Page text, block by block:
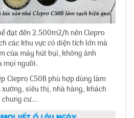
đạt đến 2.500m2/h nên Clepro
các khu vực có diện tích lớn mà
của máy hút bụi, không ảnh
mọi người.
Clepro C50Bphù hợp dùng làm
siêu thị, nhà hàng, khách
cư...